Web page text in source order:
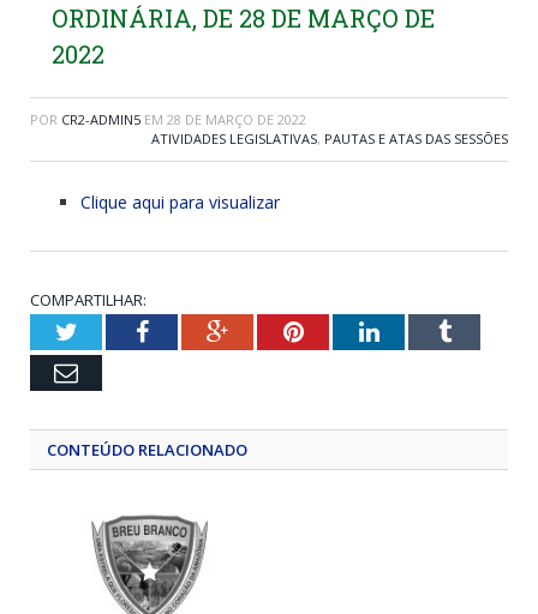
ORDINÁRIA, DE 28 DE MARÇO DE
2022
POR CR2-ADMIN5 EM 28 DE MARÇO DE 2022
ATIVIDADES LEGISLATIVAS, PAUTAS E ATAS DAS SESSÕES
Clique aqui para visualizar
COMPARTILHAR:
TwitterFacebookGoogle+PinterestLinkedInTumblr
Email
CONTEÚDO RELACIONADO